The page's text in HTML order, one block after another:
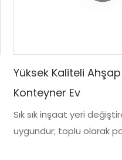
Yüksek Kaliteli Ahşap
Konteyner Ev
Sık sık inşaat yeri
uygundur; toplu olarak